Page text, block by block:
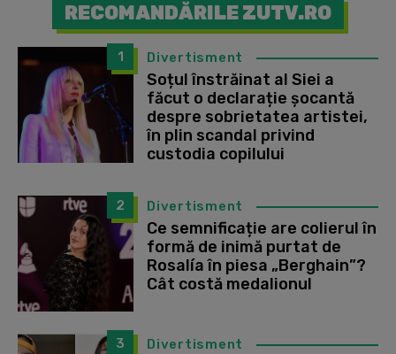
RECOMANDĂRILE ZUTV.RO
1 Divertisment
Soțul înstrăinat al Siei a
făcut o declarație șocantă
despre sobrietatea artistei,
în plin scandal privind
custodia copilului
2 Divertisment
Ce semnificație are colierul în
formă de inimă purtat de
Rosalía în piesa „Berghain”?
Cât costă medalionul
3 Divertisment